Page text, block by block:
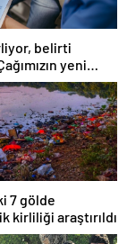
belirti
yeni
7 gölde
kirliliği araştırıldı